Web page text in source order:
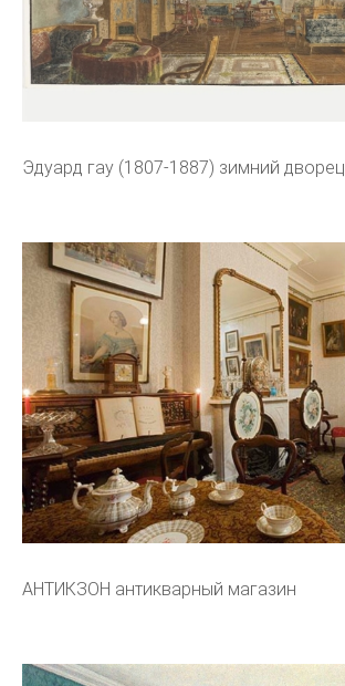
Эдуард гау (1807-1887) зимний дворец
АНТИКЗОН антикварный магазин